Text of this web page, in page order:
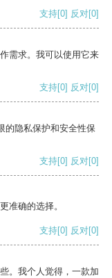
支持[0] 反对[0]
需求。我可以使用它来
支持[0] 反对[0]
的隐私保护和安全性保
支持[0] 反对[0]
准确的选择。
支持[0] 反对[0]
。我个人觉得，一款加